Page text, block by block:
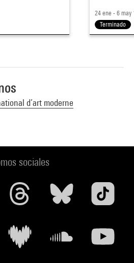
24 ene - 6 may
Terminado
d’art moderne
sociales